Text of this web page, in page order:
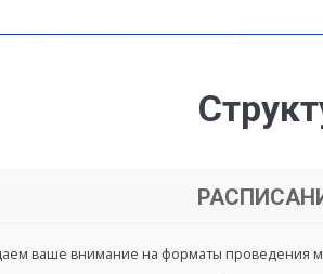
ваше внимание на форматы проведения